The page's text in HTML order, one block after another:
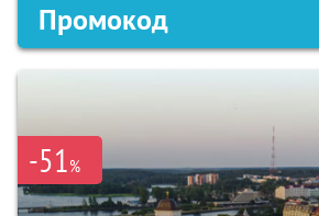
Промокод
-51%